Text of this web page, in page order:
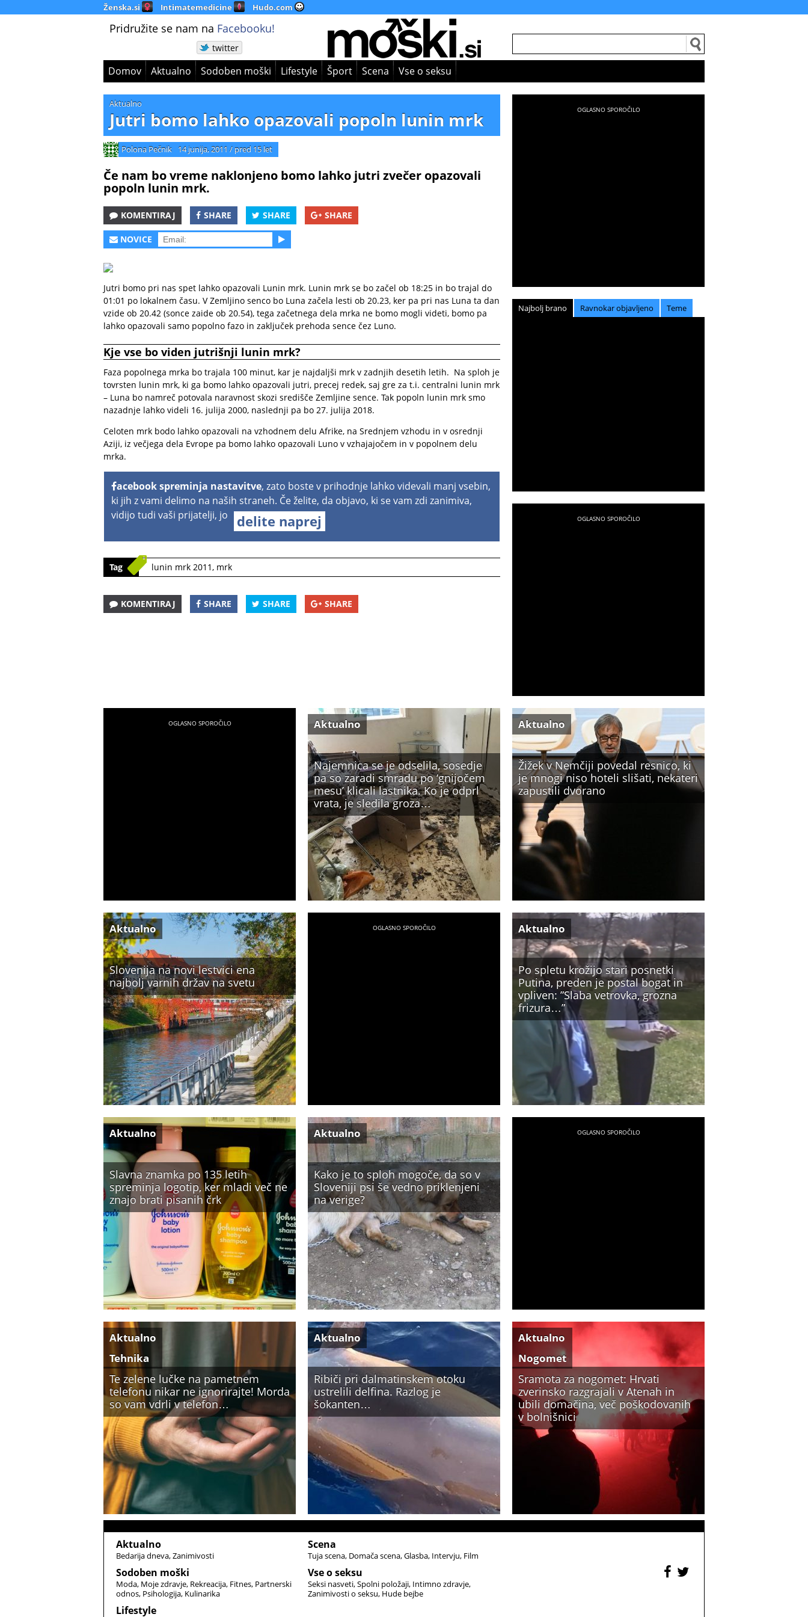
Ženska.si Intimatemedicine Hudo.com
Pridružite se nam na Facebooku!
twitter
Domov Aktualno Sodoben moški Lifestyle Šport Scena Vse o seksu
Aktualno
Jutri bomo lahko opazovali popoln lunin mrk
Polona Pečnik 14 junija, 2011 / pred 15 let
Če nam bo vreme naklonjeno bomo lahko jutri zvečer opazovali
popoln lunin mrk.
KOMENTIRAJ SHARE SHARE SHARE
NOVICE
Jutri bomo pri nas spet lahko opazovali Lunin mrk. Lunin mrk se bo začel ob 18:25 in bo trajal do
01:01 po lokalnem času. V Zemljino senco bo Luna začela lesti ob 20.23, ker pa pri nas Luna ta dan
vzide ob 20.42 (sonce zaide ob 20.54), tega začetnega dela mrka ne bomo mogli videti, bomo pa
lahko opazovali samo popolno fazo in zaključek prehoda sence čez Luno.
Kje vse bo viden jutrišnji lunin mrk?
Faza popolnega mrka bo trajala 100 minut, kar je najdaljši mrk v zadnjih desetih letih. Na sploh je
tovrsten lunin mrk, ki ga bomo lahko opazovali jutri, precej redek, saj gre za t.i. centralni lunin mrk
– Luna bo namreč potovala naravnost skozi središče Zemljine sence. Tak popoln lunin mrk smo
nazadnje lahko videli 16. julija 2000, naslednji pa bo 27. julija 2018.
Celoten mrk bodo lahko opazovali na vzhodnem delu Afrike, na Srednjem vzhodu in v osrednji
Aziji, iz večjega dela Evrope pa bomo lahko opazovali Luno v vzhajajočem in v popolnem delu
mrka.
acebook spreminja nastavitve, zato boste v prihodnje lahko videvali manj vsebin,
ki jih z vami delimo na naših straneh. Če želite, da objavo, ki se vam zdi zanimiva,
vidijo tudi vaši prijatelji, jo
delite naprej
Tag lunin mrk 2011, mrk
KOMENTIRAJ SHARE SHARE SHARE
Najbolj brano Ravnokar objavljeno Teme
Najemnica se je odselila, sosedje
pa so zaradi smradu po ‘gnijočem
mesu’ klicali lastnika. Ko je odprl
vrata, je sledila groza…
Aktualno
Žižek v Nemčiji povedal resnico, ki
je mnogi niso hoteli slišati, nekateri
zapustili dvorano
Aktualno
Slovenija na novi lestvici ena
najbolj varnih držav na svetu
Aktualno
Po spletu krožijo stari posnetki
Putina, preden je postal bogat in
vpliven: ”Slaba vetrovka, grozna
frizura…”
Aktualno
Slavna znamka po 135 letih
spreminja logotip, ker mladi več ne
znajo brati pisanih črk
Aktualno
Kako je to sploh mogoče, da so v
Sloveniji psi še vedno priklenjeni
na verige?
Aktualno
Te zelene lučke na pametnem
telefonu nikar ne ignorirajte! Morda
so vam vdrli v telefon…
Aktualno
Tehnika
Ribiči pri dalmatinskem otoku
ustrelili delfina. Razlog je
šokanten…
Aktualno
Sramota za nogomet: Hrvati
zverinsko razgrajali v Atenah in
ubili domačina, več poškodovanih
v bolnišnici
Aktualno
Nogomet
Aktualno
Bedarija dneva Zanimivosti
Sodoben moški
Moda Moje zdravje Rekreacija Fitnes Partnerski
odnos Psihologija Kulinarika
Lifestyle
Scena
Tuja scena Domača scena Glasba Intervju Film
Vse o seksu
Seksi nasveti Spolni položaji Intimno zdravje
Zanimivosti o seksu Hude bejbe